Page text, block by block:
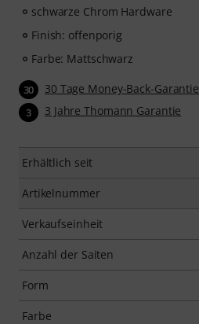
schwarze Chrom Hardware
Finish: offenporig
Farbe: Mattschwarz
30 30 Tage Money-Back-Garantie
3 3 Jahre Thomann Garantie
Erhältlich seit
Artikelnummer
Verkaufseinheit
Anzahl der Saiten
Form
Farbe